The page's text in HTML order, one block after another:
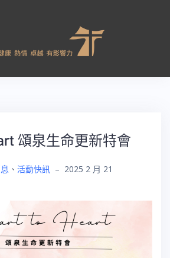
頌泉生命更新特會
、 活動快訊 – 2025 2 月 21